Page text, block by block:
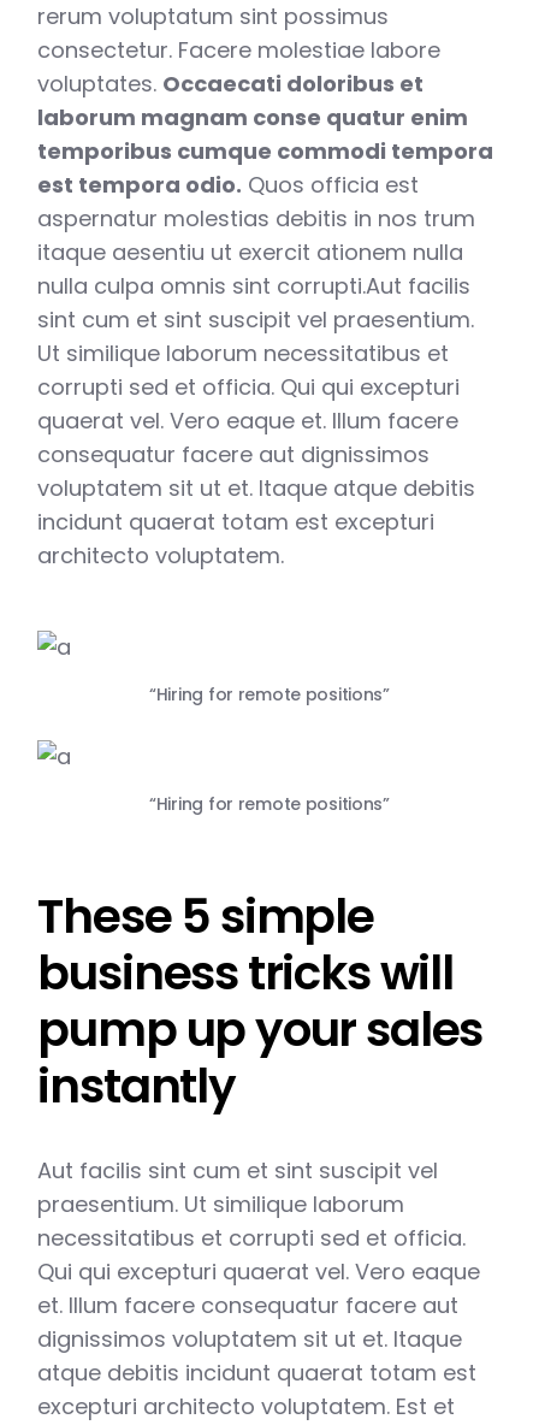
rerum voluptatum sint possimus
consectetur. Facere molestiae labore
voluptates. Occaecati doloribus et
laborum magnam conse quatur enim
temporibus cumque commodi tempora
est tempora odio. Quos officia est
aspernatur molestias debitis in nos trum
itaque aesentiu ut exercit ationem nulla
nulla culpa omnis sint corrupti.Aut facilis
sint cum et sint suscipit vel praesentium.
Ut similique laborum necessitatibus et
corrupti sed et officia. Qui qui excepturi
quaerat vel. Vero eaque et. Illum facere
consequatur facere aut dignissimos
voluptatem sit ut et. Itaque atque debitis
incidunt quaerat totam est excepturi
architecto voluptatem.
“Hiring for remote positions”
“Hiring for remote positions”
These 5 simple
business tricks will
pump up your sales
instantly
Aut facilis sint cum et sint suscipit vel
praesentium. Ut similique laborum
necessitatibus et corrupti sed et officia.
Qui qui excepturi quaerat vel. Vero eaque
et. Illum facere consequatur facere aut
dignissimos voluptatem sit ut et. Itaque
atque debitis incidunt quaerat totam est
excepturi architecto voluptatem. Est et